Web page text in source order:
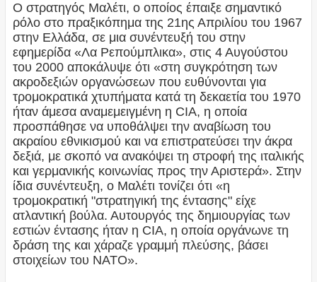
Ο στρατηγός Μαλέτι, ο οποίος έπαιξε σημαντικό
ρόλο στο πραξικόπημα της 21ης Απριλίου του 1967
στην Ελλάδα, σε μια συνέντευξή του στην
εφημερίδα «Λα Ρεπούμπλικα», στις 4 Αυγούστου
του 2000 αποκάλυψε ότι «στη συγκρότηση των
ακροδεξιών οργανώσεων που ευθύνονται για
τρομοκρατικά χτυπήματα κατά τη δεκαετία του 1970
ήταν άμεσα αναμεμειγμένη η CIA, η οποία
προσπάθησε να υποθάλψει την αναβίωση του
ακραίου εθνικισμού και να επιστρατεύσει την άκρα
δεξιά, με σκοπό να ανακόψει τη στροφή της ιταλικής
και γερμανικής κοινωνίας προς την Αριστερά». Στην
ίδια συνέντευξη, ο Μαλέτι τονίζει ότι «η
τρομοκρατική "στρατηγική της έντασης" είχε
ατλαντική βούλα. Αυτουργός της δημιουργίας των
εστιών έντασης ήταν η CIA, η οποία οργάνωνε τη
δράση της και χάραζε γραμμή πλεύσης, βάσει
στοιχείων του ΝΑΤΟ».